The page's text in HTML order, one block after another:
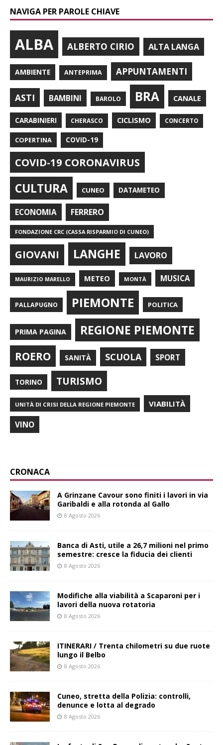
NAVIGA PER PAROLE CHIAVE
ALBA ALBERTO CIRIO ALTA LANGA
AMBIENTE ANTEPRIMA APPUNTAMENTI
ASTI BAMBINI BAROLO BRA CANALE
CARABINIERI CHERASCO CICLISMO CONCERTO
COPERTINA COVID-19
COVID-19 CORONAVIRUS
CULTURA CUNEO DATAMETEO
ECONOMIA FERRERO
FONDAZIONE CRC (CASSA RISPARMIO DI CUNEO)
GIOVANI LANGHE LAVORO
MAURIZIO MARELLO METEO MONTÀ MUSICA
PALLAPUGNO PIEMONTE POLITICA
PRIMA PAGINA REGIONE PIEMONTE
ROERO SANITÀ SCUOLA SPORT
TORINO TURISMO
UNITÀ DI CRISI DELLA REGIONE PIEMONTE VIABILITÀ
VINO
CRONACA
A Grinzane Cavour sono finiti i lavori in via
Garibaldi e alla rotonda al Gallo
8 Agosto 2026
Banca di Asti, utile a 26,7 milioni nel primo
semestre: cresce la fiducia dei clienti
8 Agosto 2026
Modifiche alla viabilità a Scaparoni per i
lavori della nuova rotatoria
8 Agosto 2026
ITINERARI / Trenta chilometri su due ruote
lungo il Belbo
8 Agosto 2026
Cuneo, stretta della Polizia: controlli,
denunce e lotta al degrado
8 Agosto 2026